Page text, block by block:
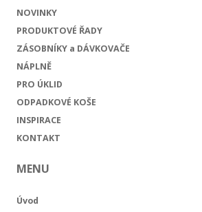
NOVINKY
PRODUKTOVÉ ŘADY
ZÁSOBNÍKY a DÁVKOVAČE
NÁPLNĚ
PRO ÚKLID
ODPADKOVÉ KOŠE
INSPIRACE
KONTAKT
MENU
Úvod